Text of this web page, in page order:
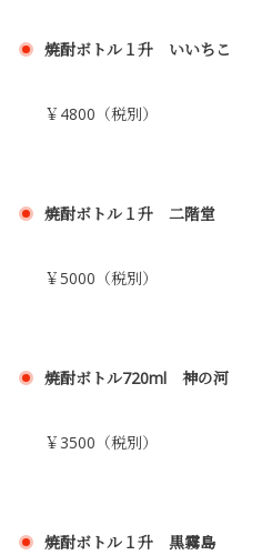
焼酎ボトル１升 いいちこ
￥4800（税別）
焼酎ボトル１升 二階堂
￥5000（税別）
焼酎ボトル720ml 神の河
￥3500（税別）
焼酎ボトル１升 黒霧島